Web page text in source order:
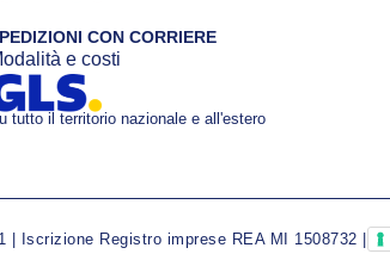
CON CORRIERE
e costi
tutto il territorio nazionale e all'estero
Iscrizione Registro imprese REA MI 1508732 |